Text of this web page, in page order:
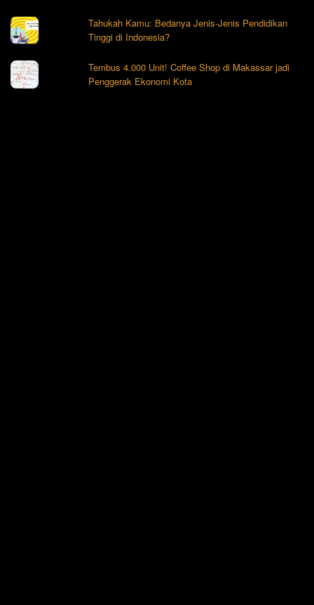
Tahukah Kamu: Bedanya Jenis-Jenis Pendidikan
Tinggi di Indonesia?
Tembus 4.000 Unit! Coffee Shop di Makassar jadi
Penggerak Ekonomi Kota